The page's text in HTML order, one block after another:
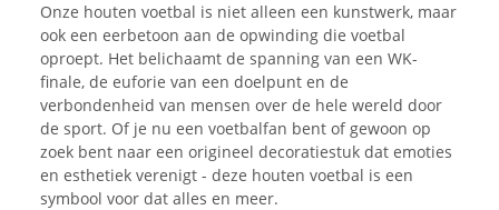
Onze houten voetbal is niet alleen een kunstwerk, maar
ook een eerbetoon aan de opwinding die voetbal
oproept. Het belichaamt de spanning van een WK-
finale, de euforie van een doelpunt en de
verbondenheid van mensen over de hele wereld door
de sport. Of je nu een voetbalfan bent of gewoon op
zoek bent naar een origineel decoratiestuk dat emoties
en esthetiek verenigt - deze houten voetbal is een
symbool voor dat alles en meer.